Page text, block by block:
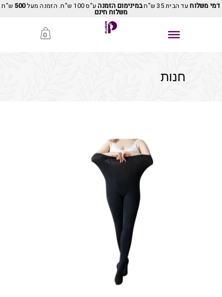
דמי משלוחעד הבית 35 ש"ח במינימום הזמנהע"ס 100 ש"ח. הזמנה מעל 500 ש"ח
משלוח חינם
0
חנות